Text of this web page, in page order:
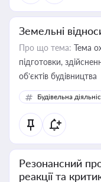
Земельні
Про що тема: Тема
підготовки,
об’єктів будівництва
Будівельна
Резонансний
реакції та